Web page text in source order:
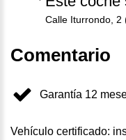
Calle Iturrondo, 2
Comentario
Garantía 12
Vehículo certificado: